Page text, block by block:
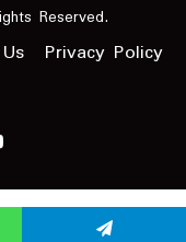
Reserved.
Privacy Policy
YouTube